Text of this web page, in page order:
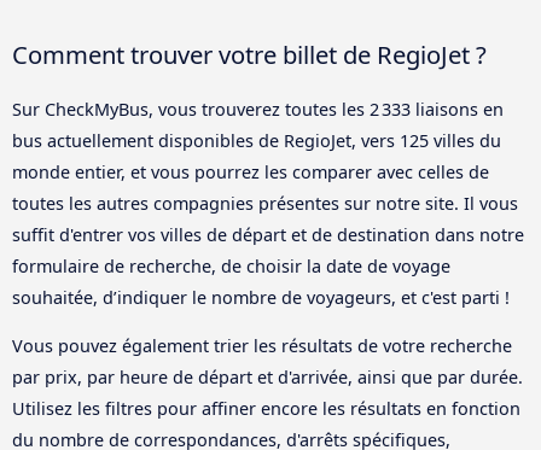
Comment trouver votre billet de RegioJet ?
Sur CheckMyBus, vous trouverez toutes les 2 333 liaisons en
bus actuellement disponibles de RegioJet, vers 125 villes du
monde entier, et vous pourrez les comparer avec celles de
toutes les autres compagnies présentes sur notre site. Il vous
suffit d'entrer vos villes de départ et de destination dans notre
formulaire de recherche, de choisir la date de voyage
souhaitée, d’indiquer le nombre de voyageurs, et c'est parti !
Vous pouvez également trier les résultats de votre recherche
par prix, par heure de départ et d'arrivée, ainsi que par durée.
Utilisez les filtres pour affiner encore les résultats en fonction
du nombre de correspondances, d'arrêts spécifiques,